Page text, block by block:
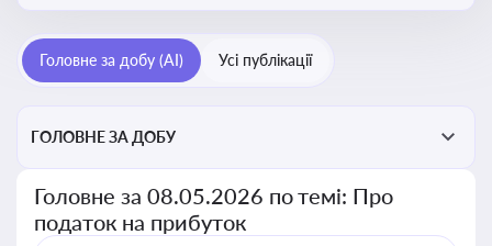
звітність для бізнесу, бухгалтерів і юристів
Головне за добу (AI) Усі публікації
ГОЛОВНЕ ЗА ДОБУ
Головне за 08.05.2026 по темі: Про
податок на прибуток